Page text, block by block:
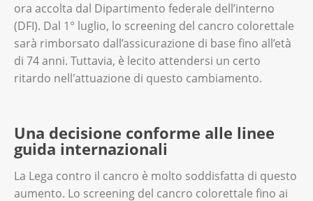
ora accolta dal Dipartimento federale dell’interno
(DFI). Dal 1° luglio, lo screening del cancro colorettale
sarà rimborsato dall’assicurazione di base fino all’età
di 74 anni. Tuttavia, è lecito attendersi un certo
ritardo nell'attuazione di questo cambiamento.
Una decisione conforme alle linee
guida internazionali
La Lega contro il cancro è molto soddisfatta di questo
aumento. Lo screening del cancro colorettale fino ai